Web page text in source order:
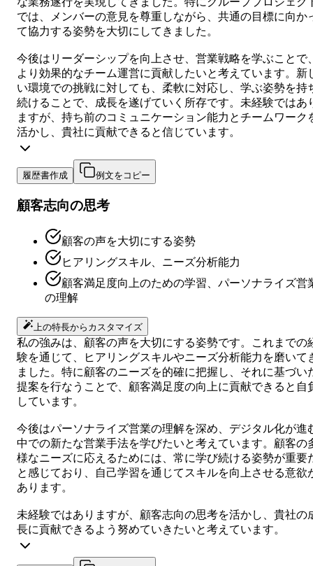
では、メンバーの意見を尊重しながら、共通の目標に向か
て協力する姿勢を大切にしてきました。
今後はリーダーシップを向上させ、営業戦略を学ぶことで
より効果的なチーム運営に貢献したいと考えています。新
い環境での挑戦に対しても、柔軟に対応し、学ぶ姿勢を持
続けることで、成長を遂げていく所存です。未経験ではあ
ますが、持ち前のコミュニケーション能力とチームワーク
活かし、貴社に貢献できると信じています。
履歴書作成 例文をコピー
顧客志向の思考
顧客の声を大切にする姿勢
ヒアリングスキル、ニーズ分析能力
顧客満足度向上のための学習、パーソナライズ営
の理解
上の特長からカスタマイズ
私の強みは、顧客の声を大切にする姿勢です。これまでの
験を通じて、ヒアリングスキルやニーズ分析能力を磨いて
ました。特に顧客のニーズを的確に把握し、それに基づい
提案を行なうことで、顧客満足度の向上に貢献できると自
しています。
今後はパーソナライズ営業の理解を深め、デジタル化が進
中での新たな営業手法を学びたいと考えています。顧客の
様なニーズに応えるためには、常に学び続ける姿勢が重要
と感じており、自己学習を通じてスキルを向上させる意欲
あります。
未経験ではありますが、顧客志向の思考を活かし、貴社の
長に貢献できるよう努めていきたいと考えています。